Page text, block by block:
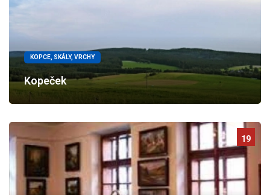
KOPCE, SKÁLY, VRCHY
Kopeček
19